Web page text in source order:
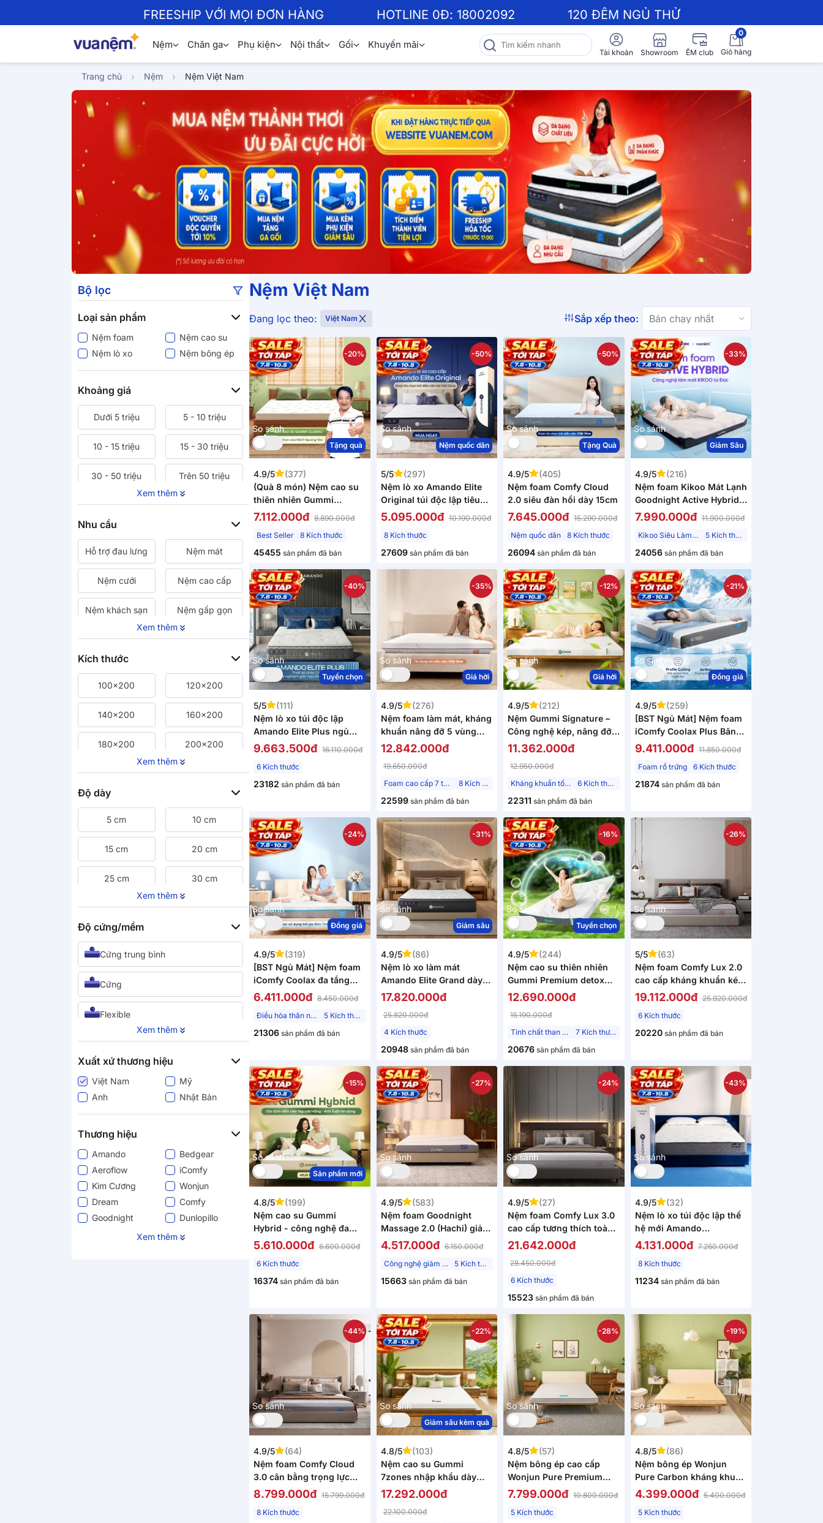
FREESHIP VỚI MỌI ĐƠN HÀNG HOTLINE 0Đ: 18002092 120 ĐÊM NGỦ THỬ
Nệm Chăn ga Phụ kiện Nội thất Gối Khuyến mãi
Tài khoản Showroom ÊM club
0
Giỏ hàng
Trang chủ Nệm Nệm Việt Nam
Bộ lọc
Loại sản phẩm
Nệm foam
Nệm cao su
Nệm lò xo
Nệm bông ép
Khoảng giá
Dưới 5 triệu 5 - 10 triệu
10 - 15 triệu 15 - 30 triệu
30 - 50 triệu
Trên 50 triệu
Xem thêm
Nhu cầu
Hỗ trợ đau lưng Nệm mát
Nệm cưới Nệm cao cấp
Nệm khách sạn
Nệm gấp gọn
Xem thêm
Kích thước
100x200 120x200
140x200 160x200
180x200 200x200
220x200
Xem thêm
Độ dày
5 cm 10 cm
15 cm 20 cm
25 cm 30 cm
35 cm Khác
Xem thêm
Độ cứng/mềm
Cứng trung bình
Cứng
Flexible
Mềm Trung Bình
Xem thêm
Xuất xứ thương hiệu
Việt Nam
Mỹ
Anh
Nhật Bản
Thương hiệu
Amando
Bedgear
Aeroflow
iComfy
Kim Cương
Wonjun
Dream
Comfy
Goodnight
Dunlopillo
Emma
Xem thêm
Nệm Việt Nam
Đang lọc theo: Việt Nam Sắp xếp theo:
So sánh
-20%
Tặng quà
4.9/5
(377)
(Quà 8 món) Nệm cao su
thiên nhiên Gummi
Classic thế hệ mới dày
7.112.000đ 8.890.000đ
Best Seller
8 Kích thước
45455 sản phẩm đã bán
So sánh
-50%
Nệm quốc dân
5/5
(297)
Nệm lò xo Amando Elite
Original túi độc lập tiêu
chuẩn khách sạn 5 sao
5.095.000đ 10.190.000đ
8 Kích thước
27609sản phẩm đã bán
So sánh
-50%
Tặng Quà
4.9/5
(405)
Nệm foam Comfy Cloud
2.0 siêu đàn hồi dày 15cm
7.645.000đ 15.290.000đ
Nệm quốc dân
8 Kích thước
26094 sản phẩm đã bán
So sánh
-33%
Giảm Sâu
4.9/5
(216)
Nệm foam Kikoo Mát Lạnh
Goodnight Active Hybrid
Từ Đức
7.990.000đ 11.900.000đ
Kikoo Siêu Làm Mát
5 Kích thước
24056sản phẩm đã bán
So sánh
-40%
Tuyển chọn
5/5
(111)
Nệm lò xo túi độc lập
Amando Elite Plus ngủ
mát, êm sâu dày 25cm
9.663.500đ 16.110.000đ
6 Kích thước
23182 sản phẩm đã bán
So sánh
-35%
Giá hời
4.9/5
(276)
Nệm foam làm mát, kháng
khuẩn nâng đỡ 5 vùng
Comfy Lux 1.0
12.842.000đ
19.650.000đ
Foam cao cấp 7 thành phần
8 Kích thước
22599sản phẩm đã bán
So sánh
-12%
Giá hời
4.9/5
(212)
Nệm Gummi Signature –
Công nghệ kép, nâng đỡ
vượt trội, kháng khuẩn tối
11.362.000đ
12.950.000đ
Kháng khuẩn tối đa
6 Kích thước
22311 sản phẩm đã bán
So sánh
-21%
Đồng giá
4.9/5
(259)
[BST Ngủ Mát] Nệm foam
iComfy Coolax Plus Băng
Lạnh Đa Tầng Dày 20cm
9.411.000đ 11.850.000đ
Foam rổ trứng
6 Kích thước
21874sản phẩm đã bán
So sánh
-24%
Đồng giá
4.9/5
(319)
[BST Ngủ Mát] Nệm foam
iComfy Coolax đa tầng
thoáng mát, massage thư
6.411.000đ 8.450.000đ
Điều hòa thân nhiệt
5 Kích thước
21306 sản phẩm đã bán
So sánh
-31%
Giảm sâu
4.9/5
(86)
Nệm lò xo làm mát
Amando Elite Grand dày
28cm
17.820.000đ
25.820.000đ
4 Kích thước
20948sản phẩm đã bán
So sánh
-16%
Tuyển chọn
4.9/5
(244)
Nệm cao su thiên nhiên
Gummi Premium detox
giấc ngủ
12.690.000đ
15.190.000đ
Tinh chất than tre
7 Kích thước
20676 sản phẩm đã bán
So sánh
-26%
5/5
(63)
Nệm foam Comfy Lux 2.0
cao cấp kháng khuẩn kép
dày 22cm
19.112.000đ 25.920.000đ
6 Kích thước
20220sản phẩm đã bán
So sánh
-15%
Sản phẩm mới
4.8/5
(199)
Nệm cao su Gummi
Hybrid - công nghệ đa
tầng, kháng khuẩn, siêu
5.610.000đ 6.600.000đ
6 Kích thước
16374 sản phẩm đã bán
So sánh
-27%
4.9/5
(583)
Nệm foam Goodnight
Massage 2.0 (Hachi) giảm
áp lực dày 15cm
4.517.000đ 6.150.000đ
Công nghệ giảm áp lực
5 Kích thước
15663sản phẩm đã bán
So sánh
-24%
4.9/5
(27)
Nệm foam Comfy Lux 3.0
cao cấp tương thích toàn
diện dày 25cm
21.642.000đ
28.450.000đ
6 Kích thước
15523 sản phẩm đã bán
So sánh
-43%
4.9/5
(32)
Nệm lò xo túi độc lập thế
hệ mới Amando
Goodnight Magic nâng đỡ
4.131.000đ 7.260.000đ
8 Kích thước
11234sản phẩm đã bán
So sánh
-44%
4.9/5
(64)
Nệm foam Comfy Cloud
3.0 cân bằng trọng lực
dày 18cm
8.799.000đ 15.799.000đ
8 Kích thước
So sánh
-22%
Giảm sâu kèm quà
4.8/5
(103)
Nệm cao su Gummi
7zones nhập khẩu dày
12cm
17.292.000đ
22.100.000đ
So sánh
-28%
4.8/5
(57)
Nệm bông ép cao cấp
Wonjun Pure Premium
nâng đỡ vững chắc dày
7.799.000đ 10.800.000đ
5 Kích thước
So sánh
-19%
4.8/5
(86)
Nệm bông ép Wonjun
Pure Carbon kháng khuẩn
ưu việt dày 10cm gấp 2
4.399.000đ 5.400.000đ
5 Kích thước